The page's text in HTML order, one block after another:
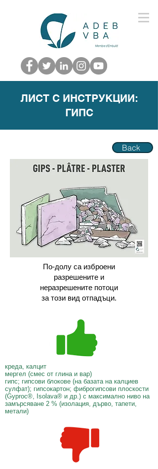
ЛИСТ С ИНСТРУКЦИИ:
ГИПС
Back
По-долу са изброени
разрешените и
неразрешените потоци
за този вид отпадъци.
креда, калцит
мергел (смес от глина и вар)
гипс; гипсови блокове (на базата на калциев
сулфат); гипсокартон; фиброгипсови плоскости
(Gyproc®, Isolava® и др.) с максимално ниво на
замърсяване 2 % (изолация, дърво, тапети,
метали)